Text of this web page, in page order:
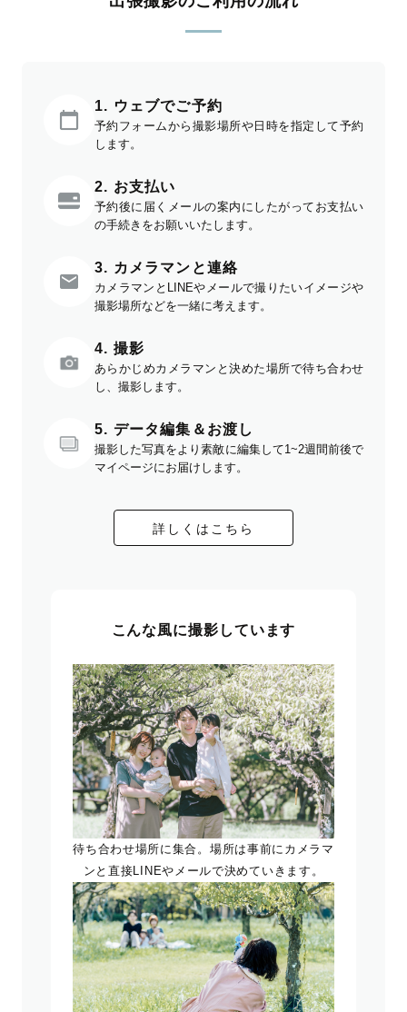
1. ウェブでご予約
予約フォームから撮影場所や日時を指定して予約
します。
2. お支払い
予約後に届くメールの案内にしたがってお支払い
の手続きをお願いいたします。
3. カメラマンと連絡
カメラマンとLINEやメールで撮りたいイメージや
撮影場所などを一緒に考えます。
4. 撮影
あらかじめカメラマンと決めた場所で待ち合わせ
し、撮影します。
5. データ編集＆お渡し
撮影した写真をより素敵に編集して1~2週間前後で
マイページにお届けします。
詳しくはこちら
こんな風に撮影しています
待ち合わせ場所に集合。場所は事前にカメラマ
ンと直接LINEやメールで決めていきます。